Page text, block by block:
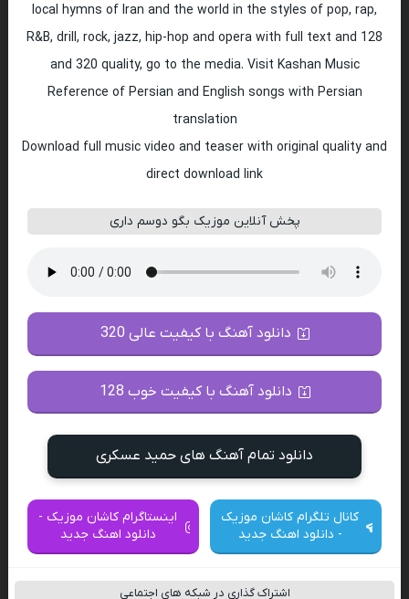
local hymns of Iran and the world in the styles of pop, rap,
R&B, drill, rock, jazz, hip-hop and opera with full text and 128
and 320 quality, go to the media. Visit Kashan Music
Reference of Persian and English songs with Persian
translation
Download full music video and teaser with original quality and
direct download link
پخش آنلاین موزیک بگو دوسم داری
دانلود آهنگ با کیفیت عالی 320
دانلود آهنگ با کیفیت خوب 128
دانلود تمام آهنگ های حمید عسکری
کانال تلگرام کاشان موزیک
- دانلود اهنگ جدید
اینستاگرام کاشان موزیک -
دانلود اهنگ جدید
اشتراک گذاری در شبکه های اجتماعی